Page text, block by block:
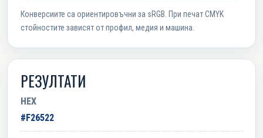
Конверсиите са ориентировъчни за sRGB. При печат CMYK
стойностите зависят от профил, медия и машина.
РЕЗУЛТАТИ
HEX
#F26522